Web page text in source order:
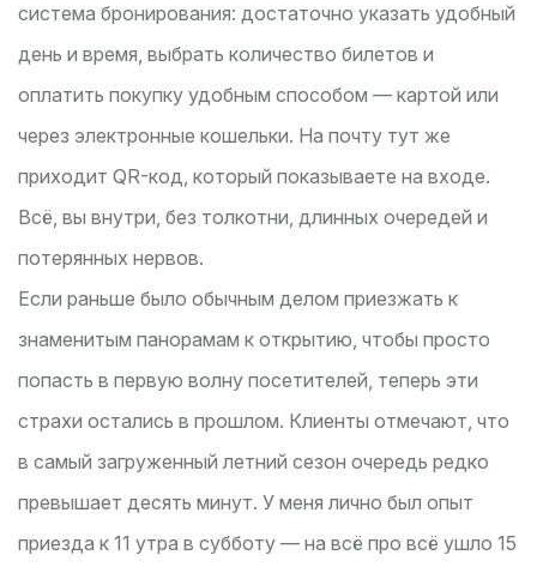
система бронирования: достаточно указать удобный
день и время, выбрать количество билетов и
оплатить покупку удобным способом — картой или
через электронные кошельки. На почту тут же
приходит QR-код, который показываете на входе.
Всё, вы внутри, без толкотни, длинных очередей и
потерянных нервов.
Если раньше было обычным делом приезжать к
знаменитым панорамам к открытию, чтобы просто
попасть в первую волну посетителей, теперь эти
страхи остались в прошлом. Клиенты отмечают, что
в самый загруженный летний сезон очередь редко
превышает десять минут. У меня лично был опыт
приезда к 11 утра в субботу — на всё про всё ушло 15